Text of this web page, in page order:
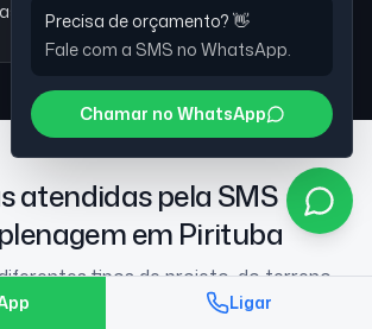
próprios para retirada de
atendidas pela SMS
em Pirituba
tipos de projeto, do terreno
ao galpão industrial
Precisa de orçamento? 👋
Fale com a SMS no WhatsApp.
Chamar no WhatsApp
Ligar